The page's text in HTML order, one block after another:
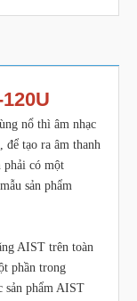
nổ thì âm nhạc
để tạo ra âm thanh
phải có một
sản phẩm
AIST trên toàn
phần trong
sản phẩm AIST